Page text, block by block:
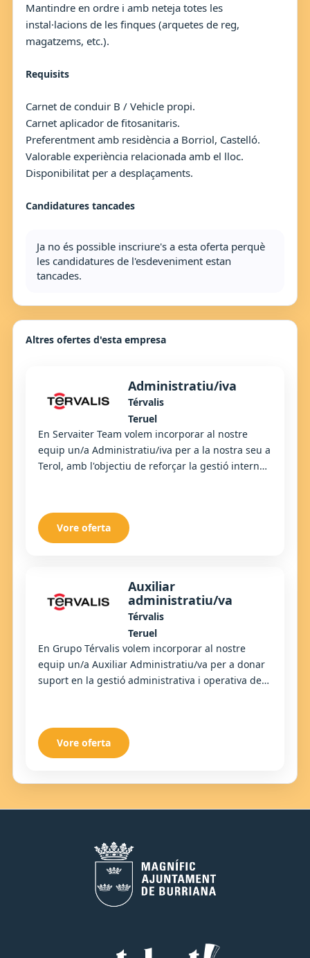
Mantindre en ordre i amb neteja totes les
instal·lacions de les finques (arquetes de reg,
magatzems, etc.).
Requisits
Carnet de conduir B / Vehicle propi.
Carnet aplicador de fitosanitaris.
Preferentment amb residència a Borriol, Castelló.
Valorable experiència relacionada amb el lloc.
Disponibilitat per a desplaçaments.
Candidatures tancades
Ja no és possible inscriure's a esta oferta perquè
les candidatures de l'esdeveniment estan
tancades.
Altres ofertes d'esta empresa
Administratiu/iva
Térvalis
Teruel
En Servaiter Team volem incorporar al nostre
equip un/a Administratiu/iva per a la nostra seu a
Terol, amb l'objectiu de reforçar la gestió interna i
Vore oferta
Auxiliar
administratiu/va
Térvalis
Teruel
En Grupo Térvalis volem incorporar al nostre
equip un/a Auxiliar Administratiu/va per a donar
suport en la gestió administrativa i operativa de
Vore oferta